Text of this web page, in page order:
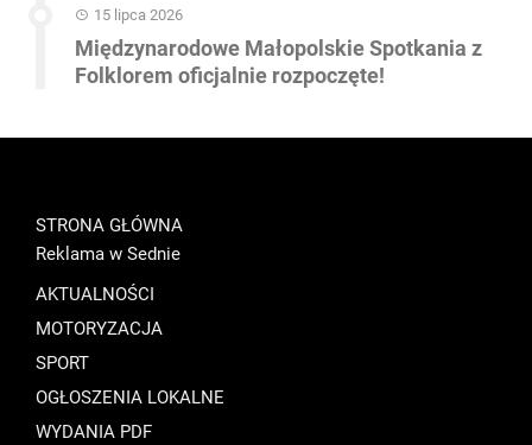
15 lipca 2026
Międzynarodowe Małopolskie Spotkania z
Folklorem oficjalnie rozpoczęte!
STRONA GŁÓWNA
Reklama w Sednie
AKTUALNOŚCI
MOTORYZACJA
SPORT
OGŁOSZENIA LOKALNE
WYDANIA PDF